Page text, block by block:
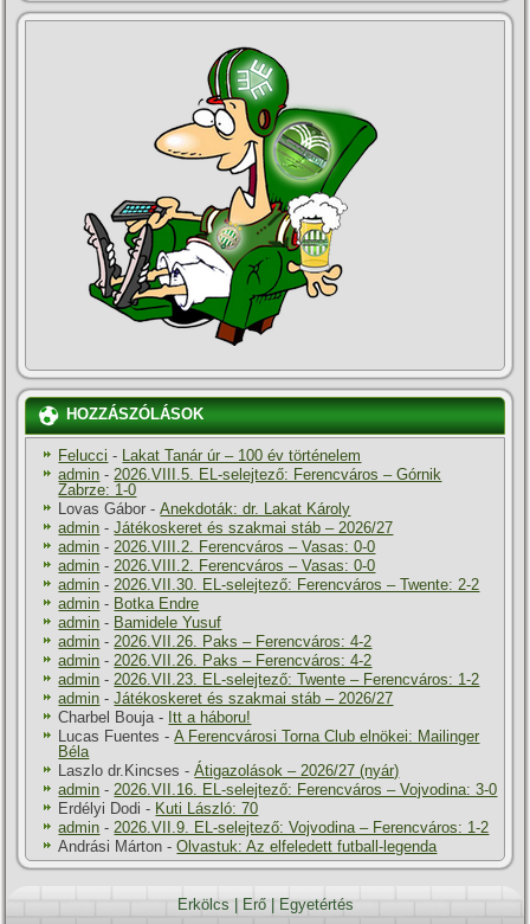
HOZZÁSZÓLÁSOK
Felucci - Lakat Tanár úr – 100 év történelem
admin -2026.VIII.5. EL-selejtező: Ferencváros – Górnik
Zabrze: 1-0
Lovas Gábor -Anekdoták: dr. Lakat Károly
admin -Játékoskeret és szakmai stáb – 2026/27
admin -2026.VIII.2. Ferencváros – Vasas: 0-0
admin -2026.VIII.2. Ferencváros – Vasas: 0-0
admin -2026.VII.30. EL-selejtező: Ferencváros – Twente: 2-2
admin - Botka Endre
admin - Bamidele Yusuf
admin -2026.VII.26. Paks – Ferencváros: 4-2
admin -2026.VII.26. Paks – Ferencváros: 4-2
admin -2026.VII.23. EL-selejtező: Twente – Ferencváros: 1-2
admin -Játékoskeret és szakmai stáb – 2026/27
Charbel Bouja- Itt a háboru!
Lucas Fuentes -A Ferencvárosi Torna Club elnökei: Mailinger
Béla
Laszlo dr.Kincses -Átigazolások – 2026/27 (nyár)
admin -2026.VII.16. EL-selejtező: Ferencváros – Vojvodina: 3-0
Erdélyi Dodi - Kuti László: 70
admin -2026.VII.9. EL-selejtező: Vojvodina – Ferencváros: 1-2
Andrási Márton -Olvastuk: Az elfeledett futball-legenda
Erkölcs Erő|
Egyetértés